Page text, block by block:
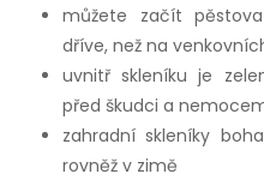
můžete začít
dříve, než na
uvnitř skleníku je
před škudci a
zahradní skleníky
rovněž v zimě